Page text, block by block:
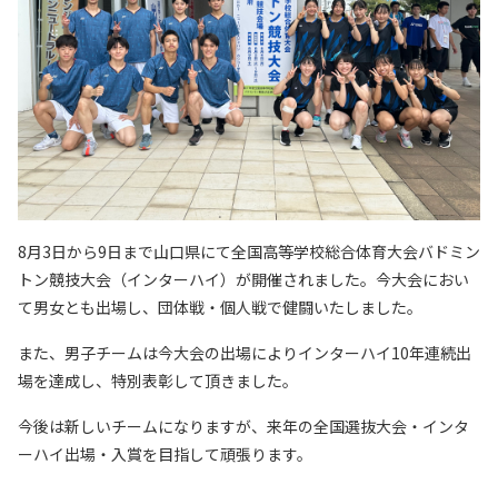
8月3日から9日まで山口県にて全国高等学校総合体育大会バドミン
トン競技大会（インターハイ）が開催されました。今大会におい
て男女とも出場し、団体戦・個人戦で健闘いたしました。
また、男子チームは今大会の出場によりインターハイ10年連続出
場を達成し、特別表彰して頂きました。
今後は新しいチームになりますが、来年の全国選抜大会・インタ
ーハイ出場・入賞を目指して頑張ります。